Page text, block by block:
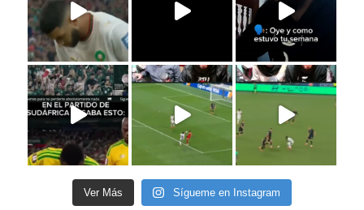
Ver Más Sígueme en Instagram